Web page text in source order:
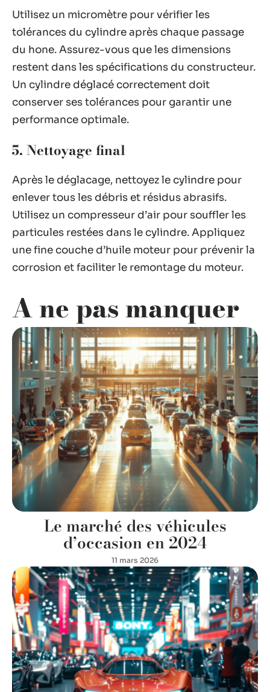
Utilisez un micromètre pour vérifier les
tolérances du cylindre après chaque passage
du hone. Assurez-vous que les dimensions
restent dans les spécifications du constructeur.
Un cylindre déglacé correctement doit
conserver ses tolérances pour garantir une
performance optimale.
5. Nettoyage final
Après le déglacage, nettoyez le cylindre pour
enlever tous les débris et résidus abrasifs.
Utilisez un compresseur d’air pour souffler les
particules restées dans le cylindre. Appliquez
une fine couche d’huile moteur pour prévenir la
corrosion et faciliter le remontage du moteur.
A ne pas manquer
Le marché des véhicules
d’occasion en 2024
11 mars 2026